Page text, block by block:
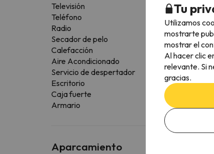
Televisión
Teléfono
Radio
Secador de pelo
Calefacción
Aire Acondicionado
Servicio de despertador
Escritorio
Caja fuerte
Armario
Aparcamiento
Tu
Utilizamos
mostrarte
mostrar el
Al hacer clic
relevante. Si
gracias.